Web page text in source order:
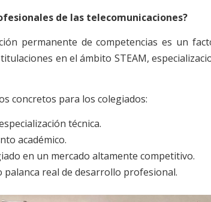
de las telecomunicaciones?
permanente de competencias es un
en el ámbito STEAM,
concretos para los colegiados:
técnica.
académico.
en un mercado altamente competitivo.
palanca real de desarrollo profesional.